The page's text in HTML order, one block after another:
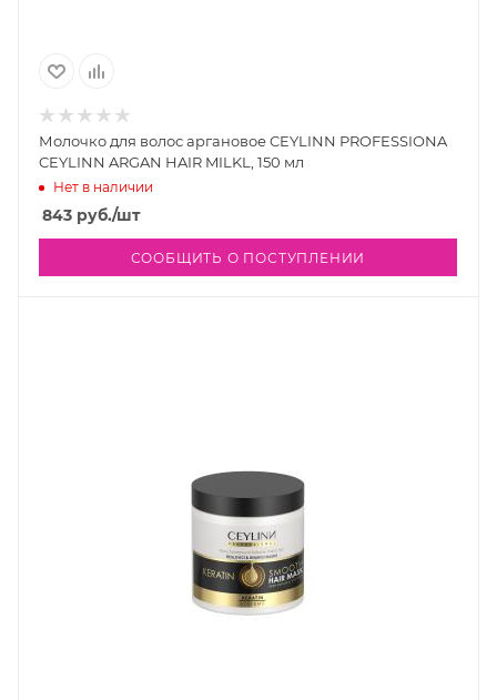
Молочко для волос аргановое CEYLINN PROFESSIONA
CEYLINN ARGAN HAIR MILKL, 150 мл
Нет в наличии
843 руб./шт
СООБЩИТЬ О ПОСТУПЛЕНИИ